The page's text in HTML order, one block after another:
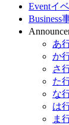
Eventイ
Business
あ
か
さ
た
な
は
ま